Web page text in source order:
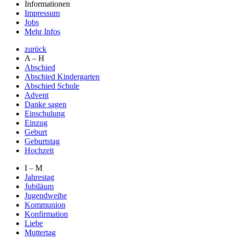
Informationen
Impressum
Jobs
Mehr Infos
zurück
A – H
Abschied
Abschied Kindergarten
Abschied Schule
Advent
Danke sagen
Einschulung
Einzug
Geburt
Geburtstag
Hochzeit
I – M
Jahrestag
Jubiläum
Jugendweihe
Kommunion
Konfirmation
Liebe
Muttertag